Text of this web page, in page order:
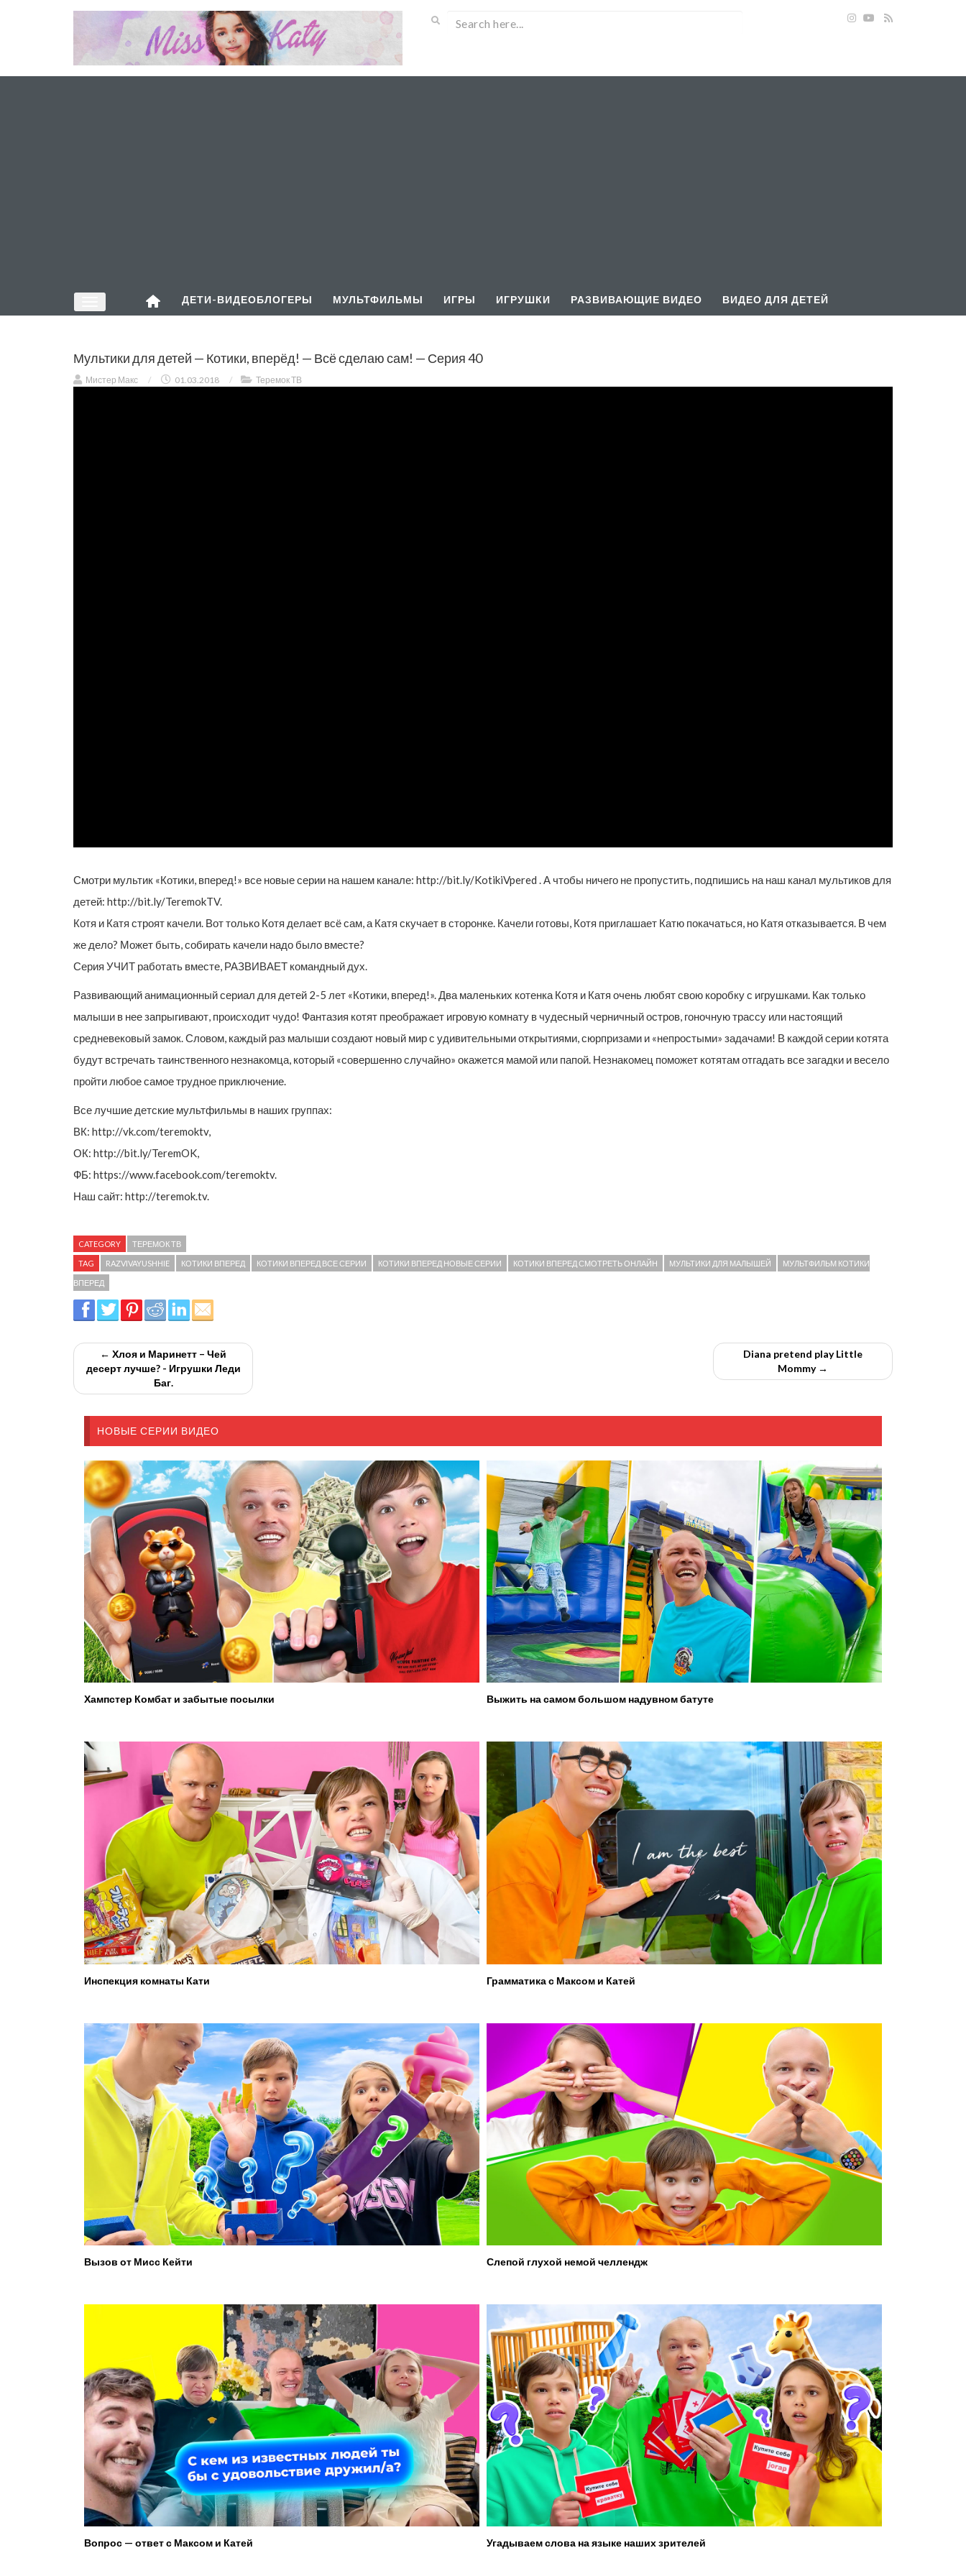
ДЕТИ-ВИДЕОБЛОГЕРЫ МУЛЬТФИЛЬМЫ ИГРЫ ИГРУШКИ РАЗВИВАЮЩИЕ ВИДЕО ВИДЕО ДЛЯ ДЕТЕЙ
Мультики для детей — Котики, вперёд! — Всё сделаю сам! — Серия 40
Мистер Макс / 01.03.2018 / Теремок ТВ
Смотри мультик «Котики, вперед!» все новые серии на нашем канале: http://bit.ly/KotikiVpered . А чтобы ничего не пропустить, подпишись на наш канал мультиков для
детей: http://bit.ly/TeremokTV.
Котя и Катя строят качели. Вот только Котя делает всё сам, а Катя скучает в сторонке. Качели готовы, Котя приглашает Катю покачаться, но Катя отказывается. В чем
же дело? Может быть, собирать качели надо было вместе?
Серия УЧИТ работать вместе, РАЗВИВАЕТ командный дух.
Развивающий анимационный сериал для детей 2-5 лет «Котики, вперед!». Два маленьких котенка Котя и Катя очень любят свою коробку с игрушками. Как только
малыши в нее запрыгивают, происходит чудо! Фантазия котят преображает игровую комнату в чудесный черничный остров, гоночную трассу или настоящий
средневековый замок. Словом, каждый раз малыши создают новый мир с удивительными открытиями, сюрпризами и «непростыми» задачами! В каждой серии котята
будут встречать таинственного незнакомца, который «совершенно случайно» окажется мамой или папой. Незнакомец поможет котятам отгадать все загадки и весело
пройти любое самое трудное приключение.
Все лучшие детские мультфильмы в наших группах:
ВК: http://vk.com/teremoktv,
ОК: http://bit.ly/TeremOK,
ФБ: https://www.facebook.com/teremoktv.
Наш сайт: http://teremok.tv.
CATEGORY ТЕРЕМОК ТВ
TAG RAZVIVAYUSHHIE КОТИКИ ВПЕРЕД КОТИКИ ВПЕРЕД ВСЕ СЕРИИ КОТИКИ ВПЕРЕД НОВЫЕ СЕРИИ КОТИКИ ВПЕРЕД СМОТРЕТЬ ОНЛАЙН МУЛЬТИКИ ДЛЯ МАЛЫШЕЙ МУЛЬТФИЛЬМ КОТИКИ
ВПЕРЕД
← Хлоя и Маринетт – Чей
десерт лучше? - Игрушки Леди
Баг.
Diana pretend play Little
Mommy →
НОВЫЕ СЕРИИ ВИДЕО
Хампстер Комбат и забытые посылки Выжить на самом большом надувном батуте
Инспекция комнаты Кати Грамматика с Максом и Катей
Вызов от Мисс Кейти Слепой глухой немой челлендж
Вопрос — ответ с Максом и Катей Угадываем слова на языке наших зрителей